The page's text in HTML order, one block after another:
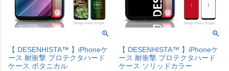
【 DESENHISTA™ 】iPhoneケ
ース 耐衝撃 プロテクタハード
ケース ボタニカル
【 DESENHISTA™ 】iPhoneケ
ース 耐衝撃 プロテクタハード
ケース ソリッドカラー